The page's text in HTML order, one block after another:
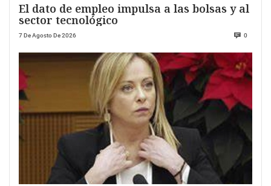
El dato de empleo impulsa a las bolsas y al
sector tecnológico
7 De Agosto De 2026 0